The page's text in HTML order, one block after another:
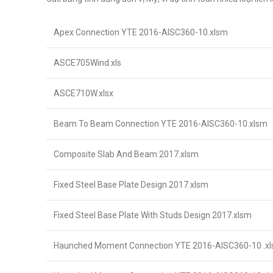
Apex Connection YTE 2016-AISC360-10.xlsm
ASCE705Wind.xls
ASCE710W.xlsx
Beam To Beam Connection YTE 2016-AISC360-10.xlsm
Composite Slab And Beam 2017.xlsm
Fixed Steel Base Plate Design 2017.xlsm
Fixed Steel Base Plate With Studs Design 2017.xlsm
Haunched Moment Connection YTE 2016-AISC360-10